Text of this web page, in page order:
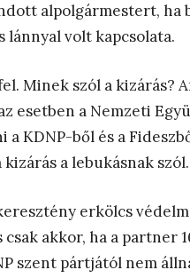
alpolgármestert, ha
lánnyal volt kapcsolata.
Minek szól a kizárás?
esetben a Nemzeti
KDNP-ből és a
a lebukásnak szól.
erkölcs
akkor, ha a partner
szent pártjától nem